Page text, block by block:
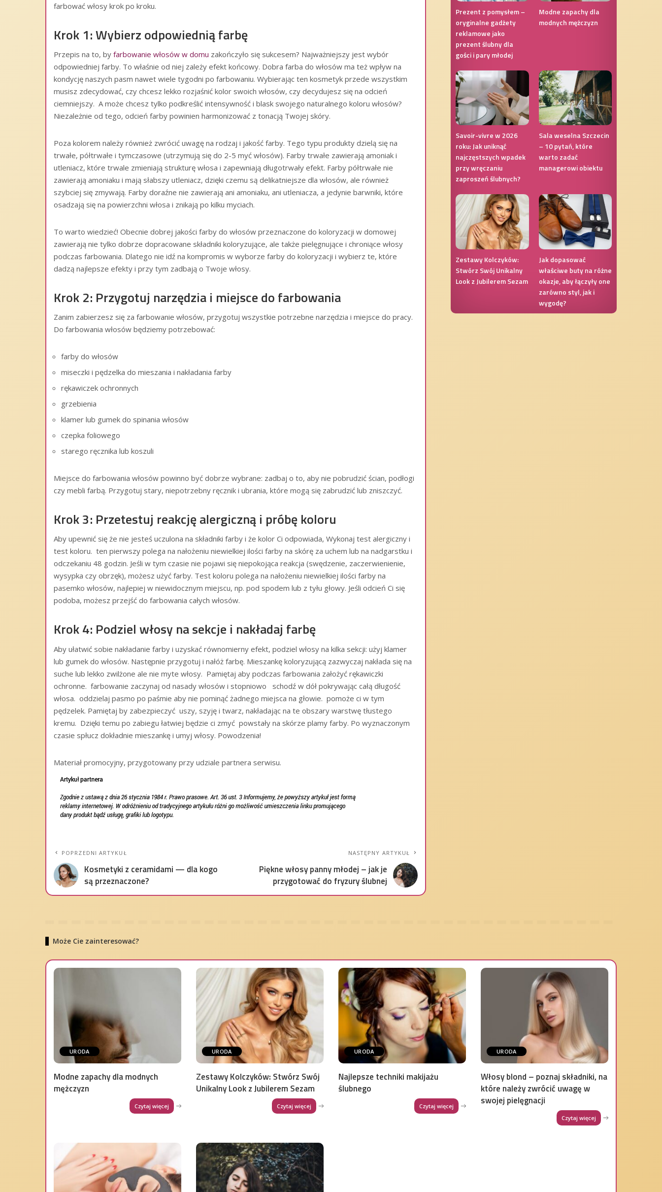
farbować włosy krok po kroku.
Krok 1: Wybierz odpowiednią farbę
Przepis na to, by farbowanie włosów w domu zakończyło się sukcesem? Najważniejszy jest wybór
odpowiedniej farby. To właśnie od niej zależy efekt końcowy. Dobra farba do włosów ma też wpływ na
kondycję naszych pasm nawet wiele tygodni po farbowaniu. Wybierając ten kosmetyk przede wszystkim
musisz zdecydować, czy chcesz lekko rozjaśnić kolor swoich włosów, czy decydujesz się na odcień
ciemniejszy. A może chcesz tylko podkreślić intensywność i blask swojego naturalnego koloru włosów?
Niezależnie od tego, odcień farby powinien harmonizować z tonacją Twojej skóry.
Poza kolorem należy również zwrócić uwagę na rodzaj i jakość farby. Tego typu produkty dzielą się na
trwałe, półtrwałe i tymczasowe (utrzymują się do 2-5 myć włosów). Farby trwałe zawierają amoniak i
utleniacz, które trwale zmieniają strukturę włosa i zapewniają długotrwały efekt. Farby półtrwałe nie
zawierają amoniaku i mają słabszy utleniacz, dzięki czemu są delikatniejsze dla włosów, ale również
szybciej się zmywają. Farby doraźne nie zawierają ani amoniaku, ani utleniacza, a jedynie barwniki, które
osadzają się na powierzchni włosa i znikają po kilku myciach.
To warto wiedzieć! Obecnie dobrej jakości farby do włosów przeznaczone do koloryzacji w domowej
zawierają nie tylko dobrze dopracowane składniki koloryzujące, ale także pielęgnujące i chroniące włosy
podczas farbowania. Dlatego nie idź na kompromis w wyborze farby do koloryzacji i wybierz te, które
dadzą najlepsze efekty i przy tym zadbają o Twoje włosy.
Krok 2: Przygotuj narzędzia i miejsce do farbowania
Zanim zabierzesz się za farbowanie włosów, przygotuj wszystkie potrzebne narzędzia i miejsce do pracy.
Do farbowania włosów będziemy potrzebować:
farby do włosów
miseczki i pędzelka do mieszania i nakładania farby
rękawiczek ochronnych
grzebienia
klamer lub gumek do spinania włosów
czepka foliowego
starego ręcznika lub koszuli
Miejsce do farbowania włosów powinno być dobrze wybrane: zadbaj o to, aby nie pobrudzić ścian, podłogi
czy mebli farbą. Przygotuj stary, niepotrzebny ręcznik i ubrania, które mogą się zabrudzić lub zniszczyć.
Krok 3: Przetestuj reakcję alergiczną i próbę koloru
Aby upewnić się że nie jesteś uczulona na składniki farby i że kolor Ci odpowiada, Wykonaj test alergiczny i
test koloru. ten pierwszy polega na nałożeniu niewielkiej ilości farby na skórę za uchem lub na nadgarstku i
odczekaniu 48 godzin. Jeśli w tym czasie nie pojawi się niepokojąca reakcja (swędzenie, zaczerwienienie,
wysypka czy obrzęk), możesz użyć farby. Test koloru polega na nałożeniu niewielkiej ilości farby na
pasemko włosów, najlepiej w niewidocznym miejscu, np. pod spodem lub z tyłu głowy. Jeśli odcień Ci się
podoba, możesz przejść do farbowania całych włosów.
Krok 4: Podziel włosy na sekcje i nakładaj farbę
Aby ułatwić sobie nakładanie farby i uzyskać równomierny efekt, podziel włosy na kilka sekcji: użyj klamer
lub gumek do włosów. Następnie przygotuj i nałóż farbę. Mieszankę koloryzującą zazwyczaj nakłada się na
suche lub lekko zwilżone ale nie myte włosy. Pamiętaj aby podczas farbowania założyć rękawiczki
ochronne. farbowanie zaczynaj od nasady włosów i stopniowo schodź w dół pokrywając całą długość
włosa. oddzielaj pasmo po paśmie aby nie pominąć żadnego miejsca na głowie. pomoże ci w tym
pędzelek. Pamiętaj by zabezpieczyć uszy, szyję i twarz, nakładając na te obszary warstwę tłustego
kremu. Dzięki temu po zabiegu łatwiej będzie ci zmyć powstały na skórze plamy farby. Po wyznaczonym
czasie spłucz dokładnie mieszankę i umyj włosy. Powodzenia!
Materiał promocyjny, przygotowany przy udziale partnera serwisu.
POPRZEDNI ARTYKUŁ
Kosmetyki z ceramidami — dla kogo
są przeznaczone?
NASTĘPNY ARTYKUŁ
Piękne włosy panny młodej – jak je
przygotować do fryzury ślubnej
Prezent z pomysłem –
oryginalne gadżety
reklamowe jako
prezent ślubny dla
gości i pary młodej
Modne zapachy dla
modnych mężczyzn
Savoir-vivre w 2026
roku: Jak uniknąć
najczęstszych wpadek
przy wręczaniu
zaproszeń ślubnych?
Sala weselna Szczecin
– 10 pytań, które
warto zadać
managerowi obiektu
Zestawy Kolczyków:
Stwórz Swój Unikalny
Look z Jubilerem Sezam
Jak dopasować
właściwe buty na różne
okazje, aby łączyły one
zarówno styl, jak i
wygodę?
Może Cie zainteresować?
URODA
Modne zapachy dla modnych
mężczyzn
Czytaj więcej
URODA
Zestawy Kolczyków: Stwórz Swój
Unikalny Look z Jubilerem Sezam
Czytaj więcej
URODA
Najlepsze techniki makijażu
ślubnego
Czytaj więcej
URODA
Włosy blond – poznaj składniki, na
które należy zwrócić uwagę w
swojej pielęgnacji
Czytaj więcej